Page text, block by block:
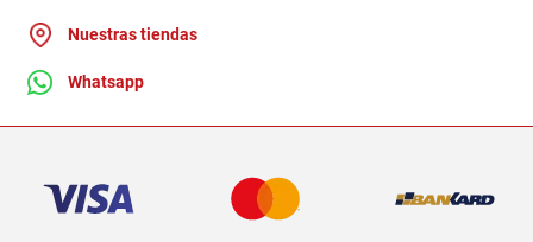
Nuestras tiendas
Whatsapp